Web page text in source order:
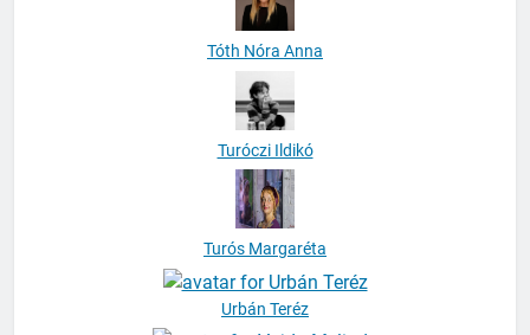
Tóth Nóra Anna
Turóczi Ildikó
Turós Margaréta
Urbán Teréz